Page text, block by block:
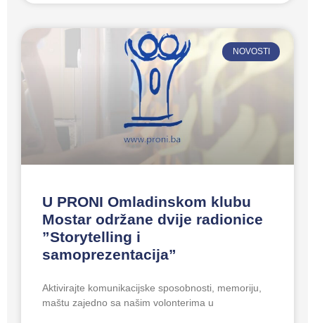
NOVOSTI
U PRONI Omladinskom klubu
Mostar održane dvije radionice
”Storytelling i
samoprezentacija”
Aktivirajte komunikacijske sposobnosti, memoriju,
maštu zajedno sa našim volonterima u